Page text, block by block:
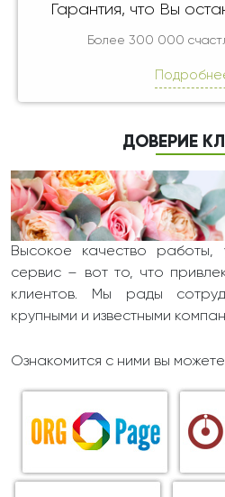
Гарантия, что Вы
Более 300 000
ДОВЕРИЕ
Высокое качество работы,
сервис – вот то, что
клиентов. Мы рады
крупными и известными
Ознакомится с ними вы можете